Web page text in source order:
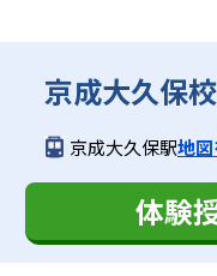
春、夏、秋の特別講習
宿題忘れ、欠席、遅
事情があって学校に
02 部
曜日や時間を自分の
るのが魅力的である。
テスト期間時には、
高校生 自分の
良い点数が取れなく
また時間や曜日も自
イルにあった勉強時
学年によるが、漢検
ラムを作成し、一人
ホームページに公開
高校の合格実績
希望ヶ丘高校 -
綾瀬西高校 -
京成大久保校
京成大久保駅地
体験